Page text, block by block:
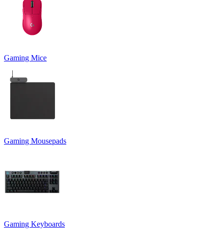
Gaming Mice
Gaming Mousepads
Gaming Keyboards